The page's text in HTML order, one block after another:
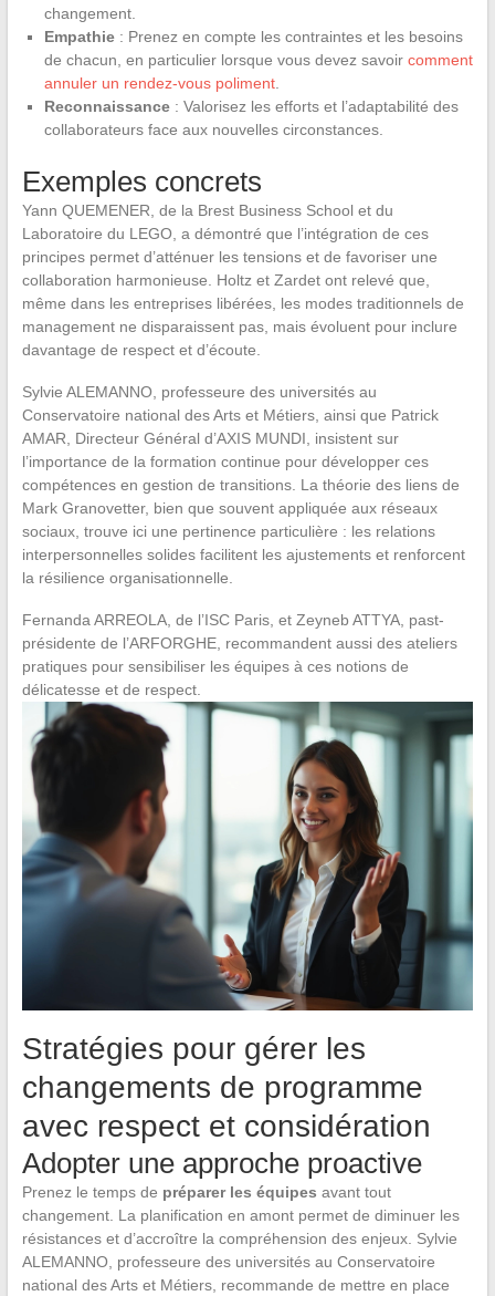
changement.
Empathie: Prenez en compte les contraintes et les besoins
de chacun, en particulier lorsque vous devez savoir comment
annuler un rendez-vous poliment.
Reconnaissance: Valorisez les efforts et l’adaptabilité des
collaborateurs face aux nouvelles circonstances.
Exemples concrets
Yann QUEMENER, de la Brest Business School et du
Laboratoire du LEGO, a démontré que l’intégration de ces
principes permet d’atténuer les tensions et de favoriser une
collaboration harmonieuse. Holtz et Zardet ont relevé que,
même dans les entreprises libérées, les modes traditionnels de
management ne disparaissent pas, mais évoluent pour inclure
davantage de respect et d’écoute.
Sylvie ALEMANNO, professeure des universités au
Conservatoire national des Arts et Métiers, ainsi que Patrick
AMAR, Directeur Général d’AXIS MUNDI, insistent sur
l’importance de la formation continue pour développer ces
compétences en gestion de transitions. La théorie des liens de
Mark Granovetter, bien que souvent appliquée aux réseaux
sociaux, trouve ici une pertinence particulière : les relations
interpersonnelles solides facilitent les ajustements et renforcent
la résilience organisationnelle.
Fernanda ARREOLA, de l’ISC Paris, et Zeyneb ATTYA, past-
présidente de l’ARFORGHE, recommandent aussi des ateliers
pratiques pour sensibiliser les équipes à ces notions de
délicatesse et de respect.
Stratégies pour gérer les
changements de programme
avec respect et considération
Adopter une approche proactive
Prenez le temps de préparer les équipes avant tout
changement. La planification en amont permet de diminuer les
résistances et d’accroître la compréhension des enjeux. Sylvie
ALEMANNO, professeure des universités au Conservatoire
national des Arts et Métiers, recommande de mettre en place